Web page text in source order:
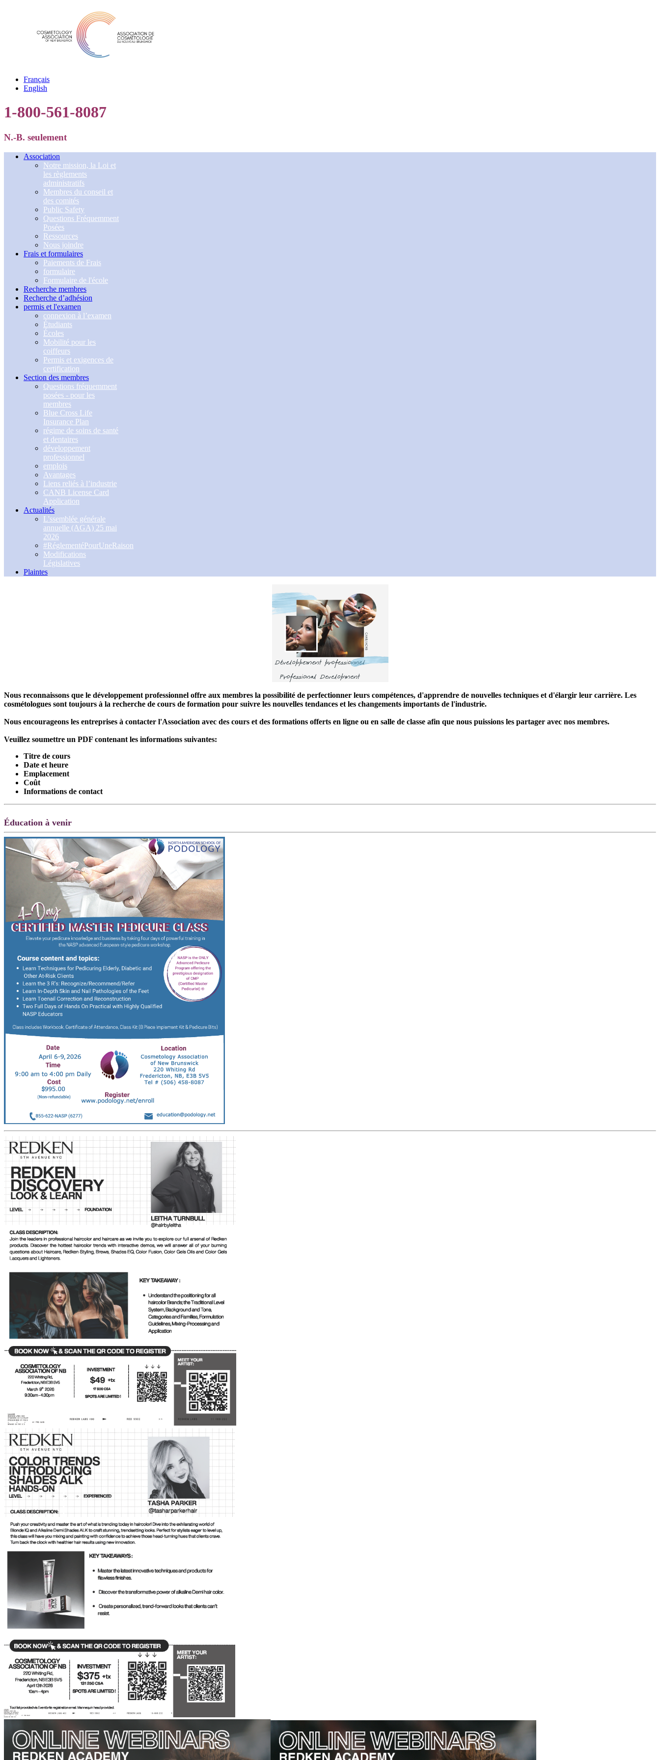
Français
English
1-800-561-8087
N.-B. seulement
Association
Notre mission, la Loi et
les règlements
administratifs
Membres du conseil et
des comités
Public Safety
Questions Fréquemment
Posées
Ressources
Nous joindre
Frais et formulaires
Paiements de Frais
formulaire
Formulaire de l'école
Recherche membres
Recherche d’adhésion
permis et l'examen
connexion à l’examen
Étudiants
Écoles
Mobilité pour les
coiffeurs
Permis et exigences de
certification
Section des membres
Questions fréquemment
posées - pour les
membres
Blue Cross Life
Insurance Plan
régime de soins de santé
et dentaires
développement
professionnel
emplois
Avantages
Liens reliés à l’industrie
CANB License Card
Application
Actualités
L'ssemblée générale
annuelle (AGA) 25 mai
2026
#RéglementéPourUneRaison
Modifications
Législatives
Plaintes
Nous reconnaissons que le développement professionnel offre aux membres la possibilité de perfectionner leurs compétences, d'apprendre de nouvelles techniques et d'élargir leur carrière. Les
cosmétologues sont toujours à la recherche de cours de formation pour suivre les nouvelles tendances et les changements importants de l'industrie.
Nous encourageons les entreprises à contacter l'Association avec des cours et des formations offerts en ligne ou en salle de classe afin que nous puissions les partager avec nos membres.
Veuillez soumettre un PDF contenant les informations suivantes:
Titre de cours
Date et heure
Emplacement
Coût
Informations de contact
Éducation à venir